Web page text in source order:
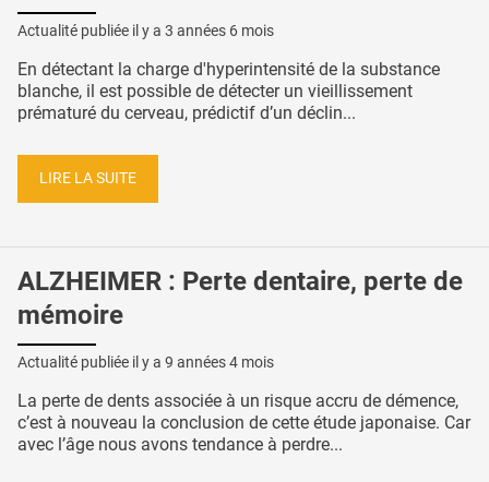
Actualité publiée il y a 3 années 6 mois
En détectant la charge d'hyperintensité de la substance
blanche, il est possible de détecter un vieillissement
prématuré du cerveau, prédictif d’un déclin...
LIRE LA SUITE
ALZHEIMER : Perte dentaire, perte de
mémoire
Actualité publiée il y a 9 années 4 mois
La perte de dents associée à un risque accru de démence,
c’est à nouveau la conclusion de cette étude japonaise. Car
avec l’âge nous avons tendance à perdre...